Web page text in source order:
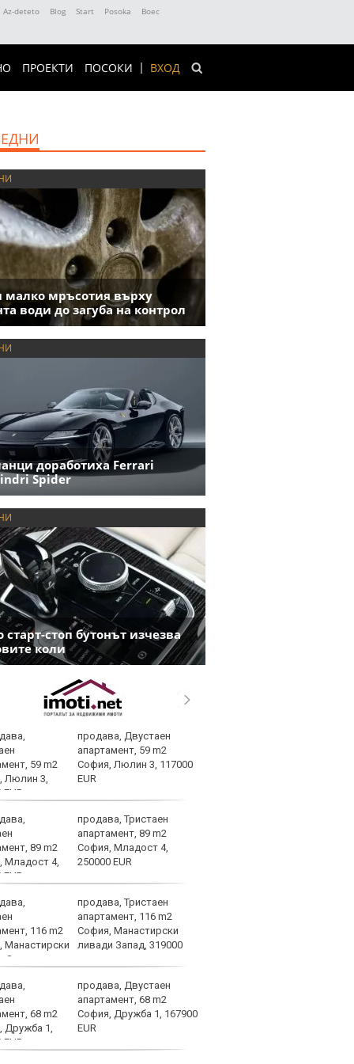
Az-deteto Blog Start Posoka
Boec
ВХОД
ПРОЕКТИ ПОСОКИ
малко мръсотия върху
води до загуба на контрол
доработиха Ferrari
Spider
стоп бутонът изчезва
коли
продава, Двустаен
апартамент, 59 m2
София, Люлин 3, 117000
EUR
продава, Тристаен
апартамент, 89 m2
София, Младост 4,
250000 EUR
продава, Тристаен
апартамент, 116 m2
София, Манастирски
ливади Запад, 319000
продава, Двустаен
апартамент, 68 m2
София, Дружба 1, 167900
EUR